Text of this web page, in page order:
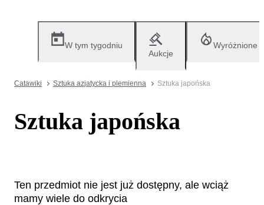
W tym tygodniu
Aukcje
Wyróżnione
Catawiki Sztuka azjatycka i plemienna Sztuka japońska
Sztuka japońska
Ten przedmiot nie jest już dostępny, ale wciąż
mamy wiele do odkrycia